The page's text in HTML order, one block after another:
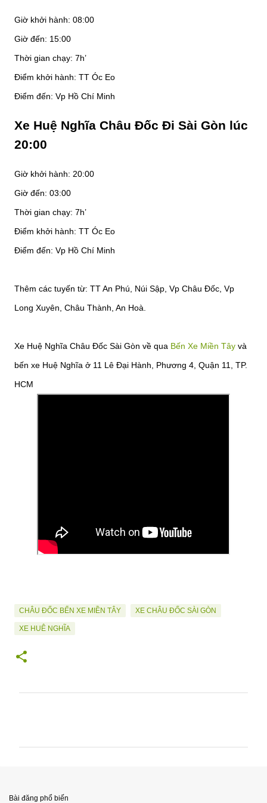
Giờ khởi hành: 08:00
Giờ đến: 15:00
Thời gian chạy: 7h’
Điểm khởi hành: TT Óc Eo
Điểm đến: Vp Hồ Chí Minh
Xe Huệ Nghĩa Châu Đốc Đi Sài Gòn lúc
20:00
Giờ khởi hành: 20:00
Giờ đến: 03:00
Thời gian chạy: 7h’
Điểm khởi hành: TT Óc Eo
Điểm đến: Vp Hồ Chí Minh
Thêm các tuyến từ: TT An Phú, Núi Sập, Vp Châu Đốc, Vp
Long Xuyên, Châu Thành, An Hoà.
Xe Huệ Nghĩa Châu Đốc Sài Gòn về qua Bến Xe Miền Tây và
bến xe Huệ Nghĩa ở 11 Lê Đại Hành, Phương 4, Quận 11, TP.
HCM
CHÂU ĐỐC BẾN XE MIỀN TÂY XE CHÂU ĐỐC SÀI GÒN
XE HUÊ NGHĨA
ậ
é
Bài đăng phổ biến